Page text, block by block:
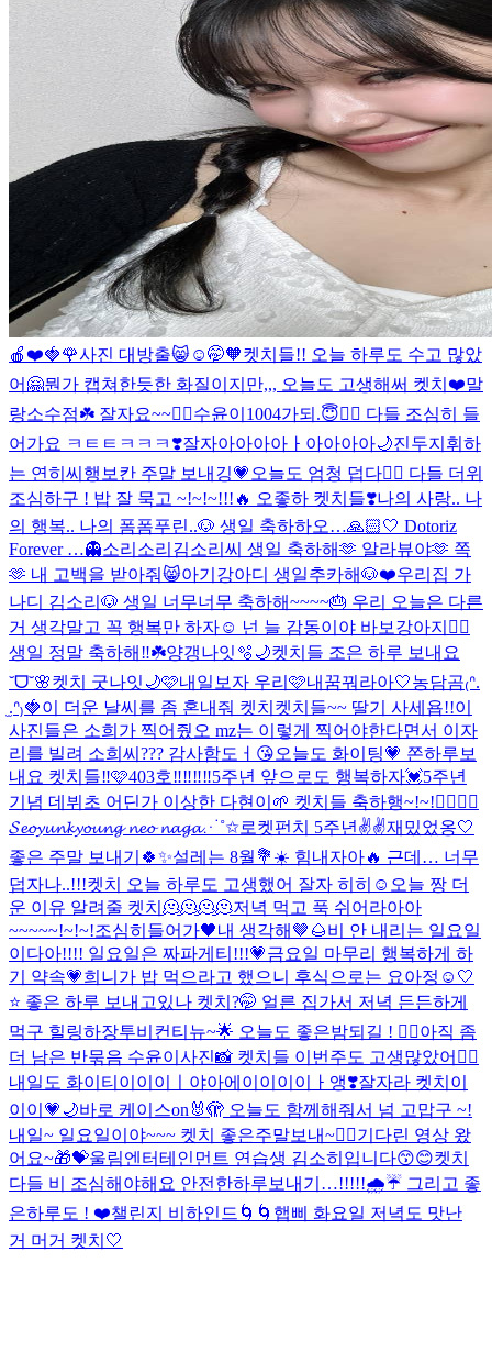
🍎❤️🍓🌹사진 대방출😸☺🤭🧡켓치들!! 오늘 하루도 수고 많았
어🤗뭔가 캡쳐한듯한 화질이지만,,, 오늘도 고생해써 켓치❤️말
랑소수점☘️ 잘자요~~❤️‍🔥수윤이1004가되.😇❤️‍🔥 다들 조심히 들
어가요 ㅋㅌㅌㅋㅋㅋ❣️잘자아아아아ㅏ아아아아🌙진두지휘하
는 연히씨 행보칸 주말 보내깅💗 오늘도 엄청 덥다❤️‍🔥 다들 더위
조심하구 ! 밥 잘 묵고 ~!~!~!!!🔥 오좋하 켓치들❣️나의 사랑.. 나
의 행복.. 나의 폼폼푸린..🐶 생일 축하하오…🙏🏻🤍 Dotoriz
Forever …👻소리소리김소리씨 생일 축하해🫶 알라뷰야🫶 쪽
🫶 내 고백을 받아줘😸아기강아디 생일추카해🐶❤️우리집 가
나디 김소리🐶 생일 너무너무 축하해~~~~🎂 우리 오늘은 다른
거 생각말고 꼭 행복만 하자☺️ 넌 늘 감동이야 바보강아지❤️‍🔥
생일 정말 축하해‼️☘️양갱나잇🫧🌙켓치들 조은 하루 보내요
˘ᗜ˘🌸켓치 굿나잇🌙🩷내일보자 우리🩷내꿈꿔라아🤍농담곰₍ᐢ.
̫.ᐢ₎🍓이 더운 날씨를 좀 혼내줘 켓치 켓치들~~ 딸기 사세욥!!이
사진들은 소희가 찍어줬오 mz는 이렇게 찍어야한다면서 이자
리를 빌려 소희씨??? 감사함도ㅓ😘오늘도 화이팅💗 쫀하루보
내요 켓치들‼️🩷403호‼️‼️‼️‼️5주년 앞으로도 행복하자💓5주년
기념 데뷔초 어딘가 이상한 다현이🌱 켓치들 축하행~!~!❤️‍🔥❤️‍🔥
𝓢𝓮𝓸𝔂𝓾𝓷𝓴𝔂𝓸𝓾𝓷𝓰 𝓷𝓮𝓸 𝓷𝓪𝓰𝓪⋰˚✩로켓펀치 5주년✌️✌️재밌었옹🤍
좋은 주말 보내기🍀✨설레는 8월💐☀️ 힘내자아🔥 근데… 너무
덥자나..!!!켓치 오늘 하루도 고생했어 잘자 히히☺ 오늘 짱 더
운 이유 알려줄 켓치🫠🫠🫠🫠저녁 먹고 푹 쉬어라아아
~~~~~!~!~!조심히들어가🖤내 생각해🤎🌰비 안 내리는 일요일
이다아!!!! 일요일은 짜파게티!!!💗금요일 마무리 행복하게 하
기 약속💗희니가 밥 먹으라고 했으니 후식으로는 요아정☺️ 🤍
⭐️ 좋은 하루 보내고있나 켓치?🤭 얼른 집가서 저녁 든든하게
먹구 힐링하장투비컨티뉴~🌟 오늘도 좋은밤되길 ! ❤️‍🔥아직 좀
더 남은 반묶음 수윤이사진📸 켓치들 이번주도 고생많았어❤️‍🔥
내일도 화이티이이이ㅣ야아에이이이이ㅏ앵❣️잘자라 켓치이
이이💗🌙바로 케이스on🐰🫣 오늘도 함께해줘서 넘 고맙구 ~!
내일~ 일요일이야~~~ 켓치 좋은주말보내~❤️‍🔥기다린 영상 왔
어요~🎁💝울림엔터테인먼트 연습생 김소히입니다😙😊켓치
다들 비 조심해야해요 안전한하루보내기…!!!!!🌧️☔️ 그리고 좋
은하루도 ! ❤️챌린지 비하인드🌀🌀 햅삐 화요일 저녁도 맛난
거 머거 켓치🤍